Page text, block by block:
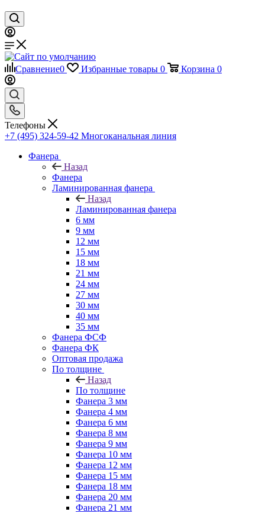
Сравнение0 Избранные товары 0 Корзина 0
Телефоны
+7 (495) 324-59-42 Многоканальная линия
Фанера
Назад
Фанера
Ламинированная фанера
Назад
Ламинированная фанера
6 мм
9 мм
12 мм
15 мм
18 мм
21 мм
24 мм
27 мм
30 мм
40 мм
35 мм
Фанера ФСФ
Фанера ФК
Оптовая продажа
По толщине
Назад
По толщине
Фанера 3 мм
Фанера 4 мм
Фанера 6 мм
Фанера 8 мм
Фанера 9 мм
Фанера 10 мм
Фанера 12 мм
Фанера 15 мм
Фанера 18 мм
Фанера 20 мм
Фанера 21 мм